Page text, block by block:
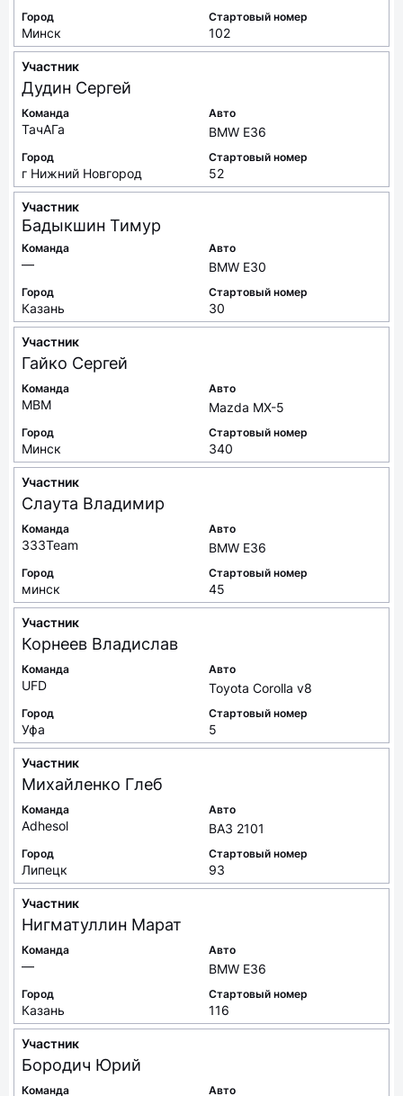
Город
Минск
Стартовый номер
102
Участник
Дудин Сергей
Команда
ТачАГа
Авто
BMW E36
Город
г Нижний Новгород
Стартовый номер
52
Участник
Бадыкшин Тимур
Команда
—
Авто
BMW E30
Город
Казань
Стартовый номер
30
Участник
Гайко Сергей
Команда
MBM
Авто
Mazda MX-5
Город
Минск
Стартовый номер
340
Участник
Слаута Владимир
Команда
333Team
Авто
BMW E36
Город
минск
Стартовый номер
45
Участник
Корнеев Владислав
Команда
UFD
Авто
Toyota Corolla v8
Город
Уфа
Стартовый номер
5
Участник
Михайленко Глеб
Команда
Adhesol
Авто
ВАЗ 2101
Город
Липецк
Стартовый номер
93
Участник
Нигматуллин Марат
Команда
—
Авто
BMW E36
Город
Казань
Стартовый номер
116
Участник
Бородич Юрий
Команда Авто